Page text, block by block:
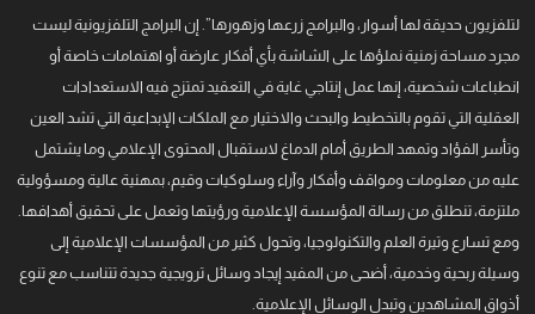
لتلفزيون حديقة لها أسوار، والبرامج زرعها وزهورها”. إن البرامج التلفزيونية ليست
مجرد مساحة زمنية نملؤها على الشاشة بأي أفكار عارضة أو اهتمامات خاصة أو
انطباعات شخصية، إنها عمل إنتاجي غاية في التعقيد تمتزج فيه الاستعدادات
العقلية التي تقوم بالتخطيط والبحث والاختيار مع الملكات الإبداعية التي تشد العين
وتأسر الفؤاد وتمهد الطريق أمام الدماغ لاستقبال المحتوى الإعلامي وما يشتمل
عليه من معلومات ومواقف وأفكار وآراء وسلوكيات وقيم، بمهنية عالية ومسؤولية
ملتزمة، تنطلق من رسالة المؤسسة الإعلامية ورؤيتها وتعمل على تحقيق أهدافها.
ومع تسارع وتيرة العلم والتكنولوجيا، وتحول كثير من المؤسسات الإعلامية إلى
وسيلة ربحية وخدمية، أضحى من المفيد إيجاد وسائل ترويجية جديدة تتناسب مع تنوع
أذواق المشاهدين وتبدل الوسائل الإعلامية.